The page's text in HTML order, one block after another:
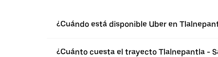
¿Cuándo está disponible Uber en
¿Cuánto cuesta el trayecto Tlalnepantla -